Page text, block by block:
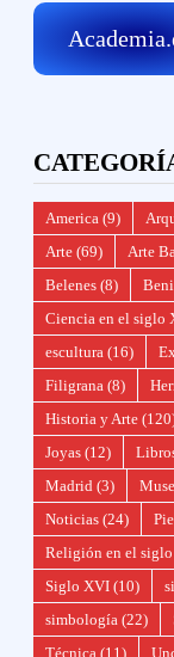
America (9)
Arte (69) Arte
Belenes (8)
Ciencia en el siglo
escultura (16)
Filigrana (8)
Historia y Arte
Joyas (12)
Madrid (3)
Noticias (24)
Religión en el
Siglo XVI (10)
simbología (22)
Técnica (11)